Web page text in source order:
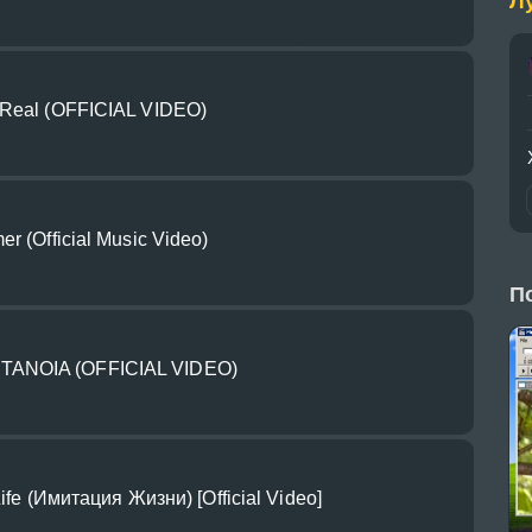
(OFFICIAL VIDEO)
(Official Music Video)
(OFFICIAL VIDEO)
(Имитация Жизни) [Official Video]